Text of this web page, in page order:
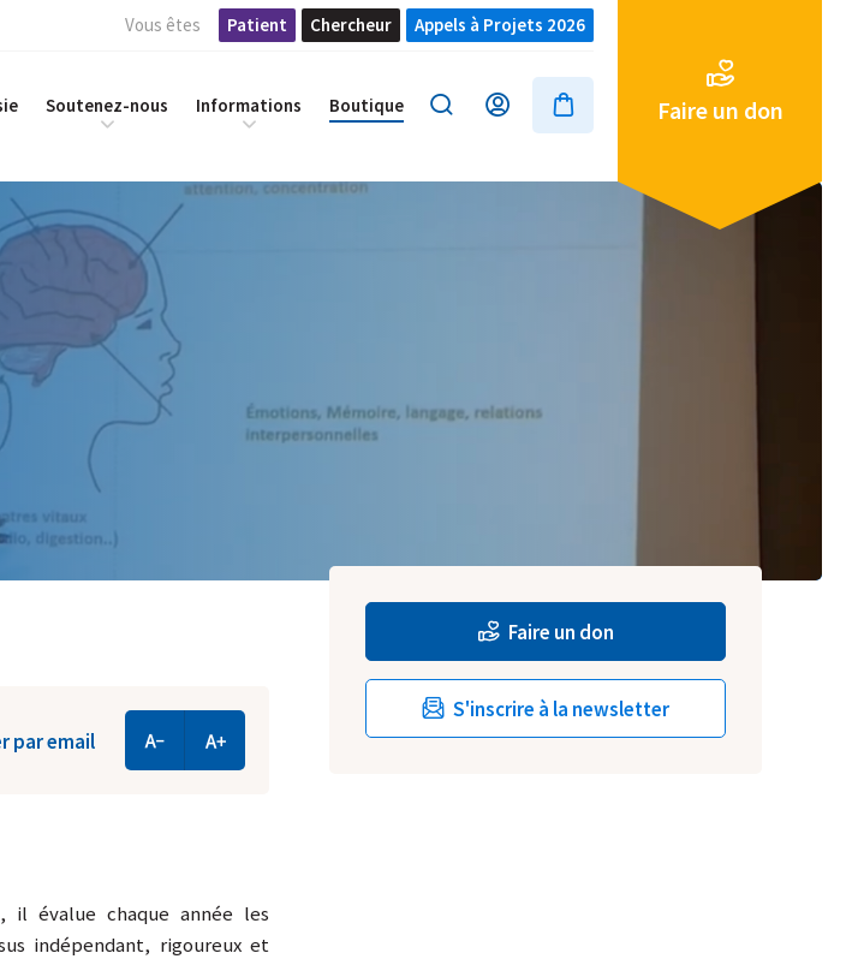
Vous êtes Patient Chercheur Appels à Projets 2026
Soutenez-nous Informations Boutique Faire un don
par email
il évalue chaque année les
indépendant, rigoureux et
Faire un don
S'inscrire à la newsletter